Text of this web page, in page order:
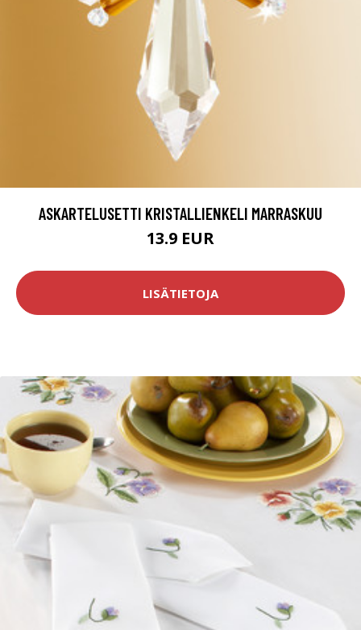
ASKARTELUSETTI KRISTALLIENKELI MARRASKUU
13.9 EUR
LISÄTIETOJA